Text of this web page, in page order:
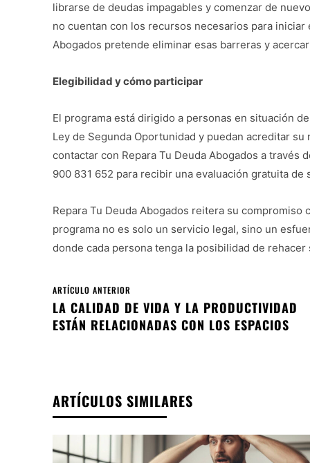
librarse de deudas impagables y comenzar de
no cuentan con los recursos necesarios para
Abogados pretende eliminar esas barreras y
Elegibilidad y cómo participar
El programa está dirigido a personas en situación
Ley de Segunda Oportunidad y puedan acreditar
contactar con Repara Tu Deuda Abogados a través
900 831 652 para recibir una evaluación gratuita de
Repara Tu Deuda Abogados reitera su
programa no es solo un servicio legal, sino un
donde cada persona tenga la posibilidad de
ARTÍCULO ANTERIOR
LA CALIDAD DE VIDA Y LA PRODUCTIVIDAD
ESTÁN RELACIONADAS CON LOS ESPACIOS
ARTÍCULOS SIMILARES